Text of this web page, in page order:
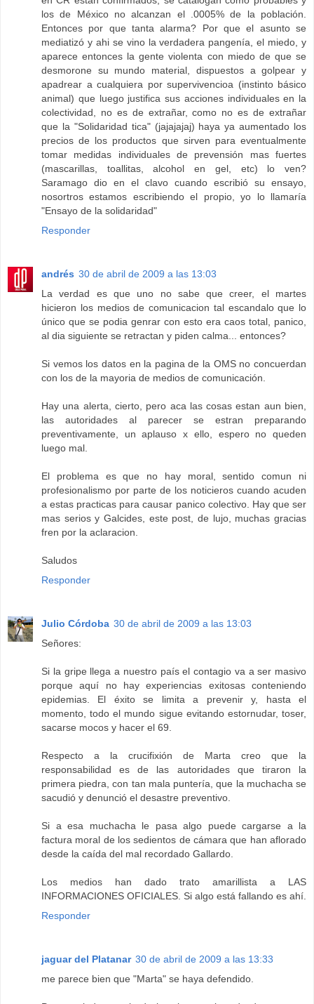
los de México no alcanzan el .0005% de la población.
Entonces por que tanta alarma? Por que el asunto se
mediatizó y ahi se vino la verdadera pangenía, el miedo, y
aparece entonces la gente violenta con miedo de que se
desmorone su mundo material, dispuestos a golpear y
apadrear a cualquiera por supervivencioa (instinto básico
animal) que luego justifica sus acciones individuales en la
colectividad, no es de extrañar, como no es de extrañar
que la "Solidaridad tica" (jajajajaj) haya ya aumentado los
precios de los productos que sirven para eventualmente
tomar medidas individuales de prevensión mas fuertes
(mascarillas, toallitas, alcohol en gel, etc) lo ven?
Saramago dio en el clavo cuando escribió su ensayo,
nosortros estamos escribiendo el propio, yo lo llamaría
"Ensayo de la solidaridad"
Responder
andrés 30 de abril de 2009 a las 13:03
La verdad es que uno no sabe que creer, el martes
hicieron los medios de comunicacion tal escandalo que lo
único que se podia genrar con esto era caos total, panico,
al dia siguiente se retractan y piden calma... entonces?
Si vemos los datos en la pagina de la OMS no concuerdan
con los de la mayoria de medios de comunicación.
Hay una alerta, cierto, pero aca las cosas estan aun bien,
las autoridades al parecer se estran preparando
preventivamente, un aplauso x ello, espero no queden
luego mal.
El problema es que no hay moral, sentido comun ni
profesionalismo por parte de los noticieros cuando acuden
a estas practicas para causar panico colectivo. Hay que ser
mas serios y Galcides, este post, de lujo, muchas gracias
fren por la aclaracion.
Saludos
Responder
Julio Córdoba 30 de abril de 2009 a las 13:03
Señores:
Si la gripe llega a nuestro país el contagio va a ser masivo
porque aquí no hay experiencias exitosas conteniendo
epidemias. El éxito se limita a prevenir y, hasta el
momento, todo el mundo sigue evitando estornudar, toser,
sacarse mocos y hacer el 69.
Respecto a la crucifixión de Marta creo que la
responsabilidad es de las autoridades que tiraron la
primera piedra, con tan mala puntería, que la muchacha se
sacudió y denunció el desastre preventivo.
Si a esa muchacha le pasa algo puede cargarse a la
factura moral de los sedientos de cámara que han aflorado
desde la caída del mal recordado Gallardo.
Los medios han dado trato amarillista a LAS
INFORMACIONES OFICIALES. Si algo está fallando es ahí.
Responder
jaguar del Platanar 30 de abril de 2009 a las 13:33
me parece bien que "Marta" se haya defendido.